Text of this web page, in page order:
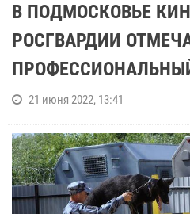
В ПОДМОСКОВЬЕ
РОСГВАРДИИ
21 июня 2022, 13:41